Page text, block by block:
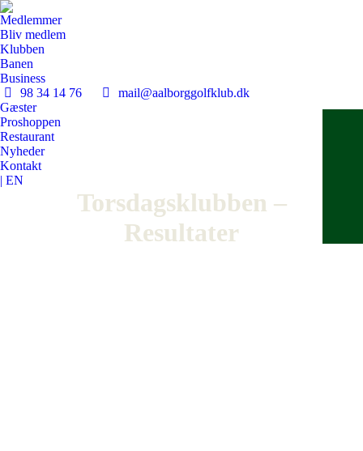
Medlemmer
Bliv medlem
Klubben
Banen
Business
98 34 14 76
mail@aalborggolfklub.dk
Gæster
Proshoppen
Restaurant
Nyheder
Kontakt
| EN
Torsdagsklubben –
Resultater